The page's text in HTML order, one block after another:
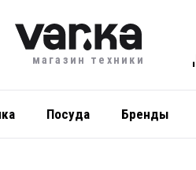
магазин техники
Посуда Бренды